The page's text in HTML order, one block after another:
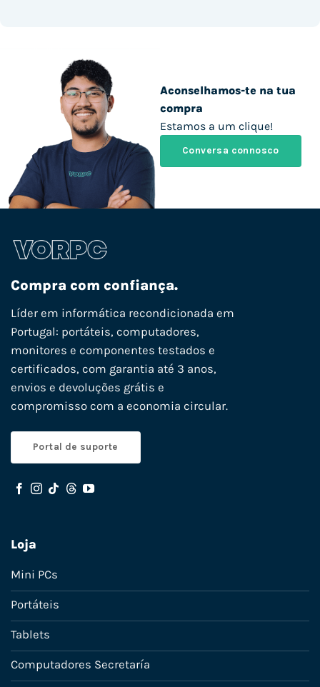
Aconselhamos-te na tua
compra
Estamos a um clique!
Conversa connosco
Compra com confiança.
Líder em informática recondicionada em
Portugal: portáteis, computadores,
monitores e componentes testados e
certificados, com garantia até 3 anos,
envios e devoluções grátis e
compromisso com a economia circular.
Portal de suporte
Loja
Mini PCs
Portáteis
Tablets
Computadores Secretaría